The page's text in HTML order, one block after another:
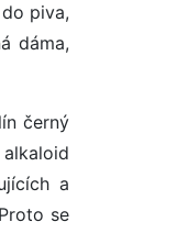
piva,
dáma,
černý
a
se